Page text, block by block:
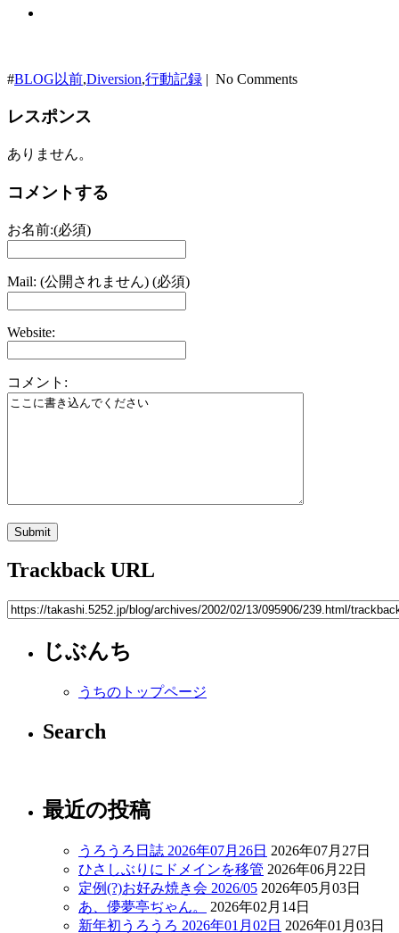
#BLOG以前,Diversion,行動記録 | No Comments
レスポンス
ありません。
コメントする
お名前:(必須)
Mail: (公開されません) (必須)
Website:
コメント:
Trackback URL
じぶんち
うちのトップページ
Search
最近の投稿
うろうろ日誌 2026年07月26日 2026年07月27日
ひさしぶりにドメインを移管 2026年06月22日
定例(?)お好み焼き会 2026/05 2026年05月03日
あ、儚夢亭ぢゃん。
2026年02月14日
新年初うろうろ 2026年01月02日 2026年01月03日